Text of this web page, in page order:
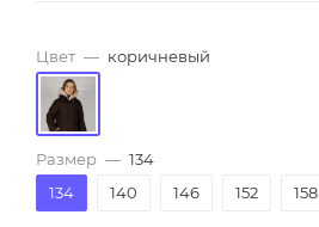
Цвет — коричневый
Размер — 134
134
140 146 152 158